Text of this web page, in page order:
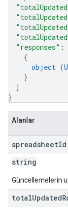
"responses" :
{
object (
}
]
}
Alanlar
spreadsheetId
string
Güncellemelerin
totalUpdated